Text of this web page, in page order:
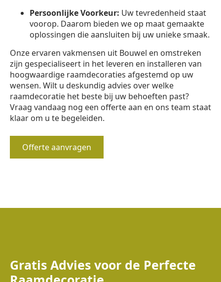
Persoonlijke Voorkeur: Uw tevredenheid staat
voorop. Daarom bieden we op maat gemaakte
oplossingen die aansluiten bij uw unieke smaak.
Onze ervaren vakmensen uit Bouwel en omstreken
zijn gespecialiseert in het leveren en installeren van
hoogwaardige raamdecoraties afgestemd op uw
wensen. Wilt u deskundig advies over welke
raamdecoratie het beste bij uw behoeften past?
Vraag vandaag nog een offerte aan en ons team staat
klaar om u te begeleiden.
Offerte aanvragen
Gratis Advies voor de Perfecte